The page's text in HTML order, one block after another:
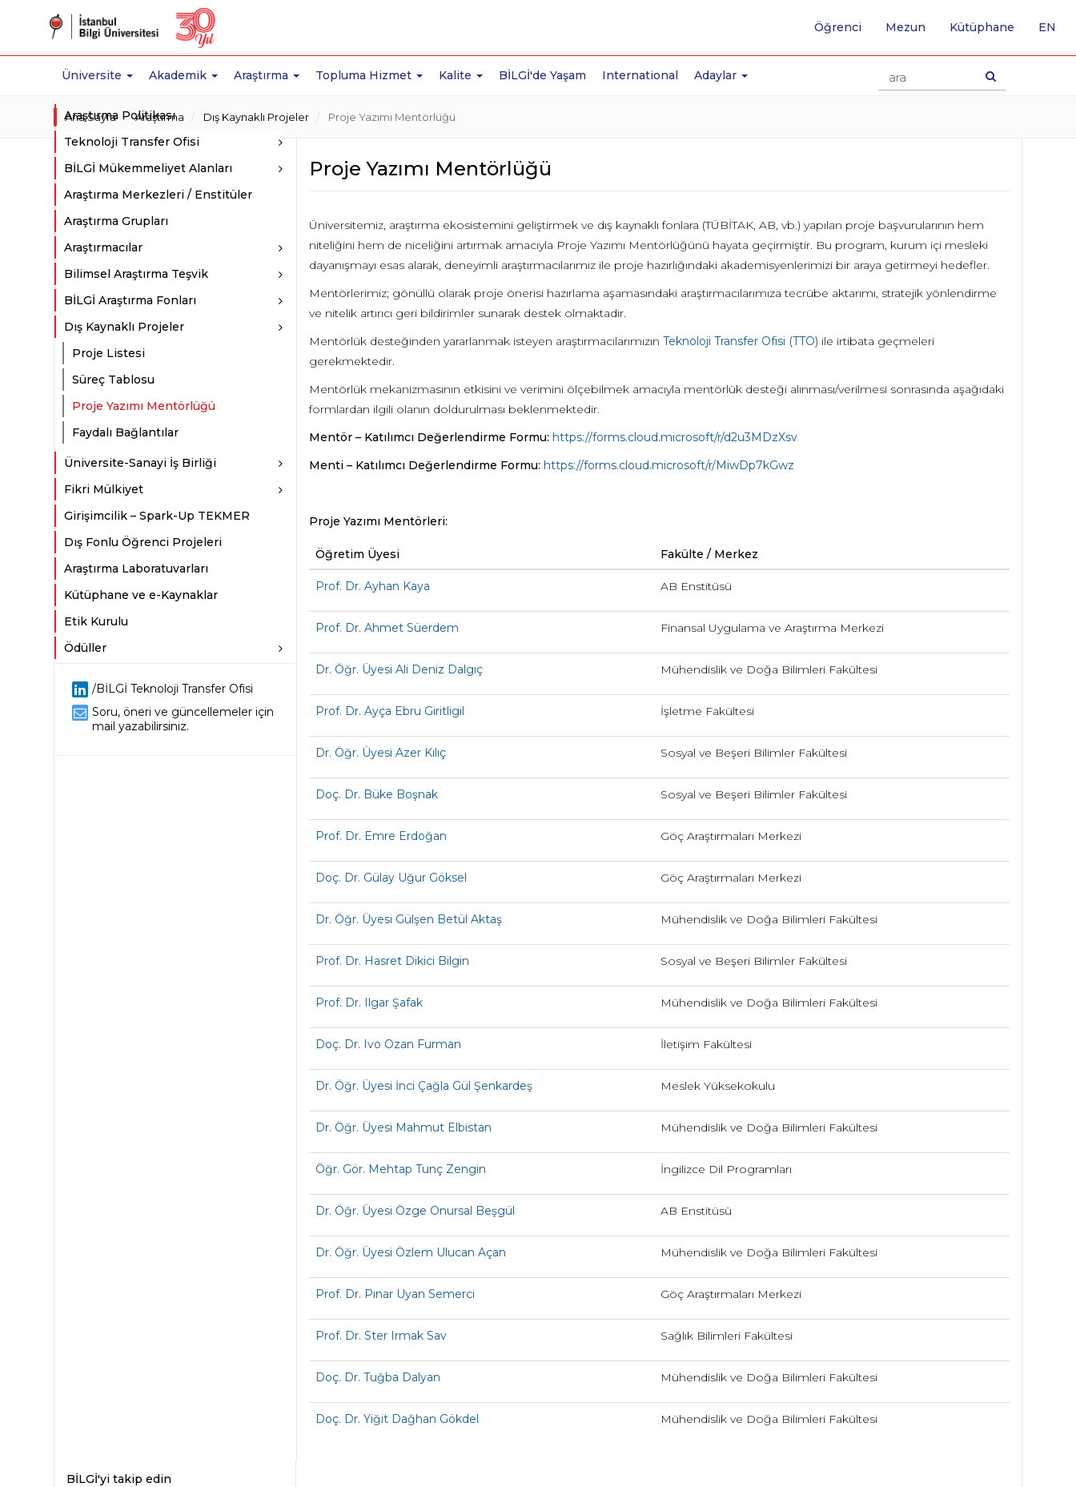
Üniversite Akademik Araştırma Topluma Hizmet Kalite BİLGİ'de Yaşam International Adaylar
Öğrenci Mezun Kütüphane EN
Ana Sayfa Araştırma Dış Kaynaklı Projeler Proje Yazımı Mentörlüğü
Araştırma Politikası
Teknoloji Transfer Ofisi
BİLGİ Mükemmeliyet Alanları
Araştırma Merkezleri / Enstitüler
Araştırma Grupları
Araştırmacılar
Bilimsel Araştırma Teşvik
BİLGİ Araştırma Fonları
Dış Kaynaklı Projeler
Proje Listesi
Süreç Tablosu
Proje Yazımı Mentörlüğü
Faydalı Bağlantılar
Üniversite-Sanayi İş Birliği
Fikri Mülkiyet
Girişimcilik – Spark-Up TEKMER
Dış Fonlu Öğrenci Projeleri
Araştırma Laboratuvarları
Kütüphane ve e-Kaynaklar
Etik Kurulu
Ödüller
/BİLGİ Teknoloji Transfer Ofisi
Soru, öneri ve güncellemeler için
mail yazabilirsiniz.
Proje Yazımı Mentörlüğü
Üniversitemiz, araştırma ekosistemini geliştirmek ve dış kaynaklı fonlara (TÜBİTAK, AB, vb.) yapılan proje başvurularının hem
niteliğini hem de niceliğini artırmak amacıyla Proje Yazımı Mentörlüğünü hayata geçirmiştir. Bu program, kurum içi mesleki
dayanışmayı esas alarak, deneyimli araştırmacılarımız ile proje hazırlığındaki akademisyenlerimizi bir araya getirmeyi hedefler.
Mentörlerimiz; gönüllü olarak proje önerisi hazırlama aşamasındaki araştırmacılarımıza tecrübe aktarımı, stratejik yönlendirme
ve nitelik artırıcı geri bildirimler sunarak destek olmaktadır.
Mentörlük desteğinden yararlanmak isteyen araştırmacılarımızın Teknoloji Transfer Ofisi (TTO) ile irtibata geçmeleri
gerekmektedir.
Mentörlük mekanizmasının etkisini ve verimini ölçebilmek amacıyla mentörlük desteği alınması/verilmesi sonrasında aşağıdaki
formlardan ilgili olanın doldurulması beklenmektedir.
Mentör – Katılımcı Değerlendirme Formu: https://forms.cloud.microsoft/r/d2u3MDzXsv
Menti – Katılımcı Değerlendirme Formu: https://forms.cloud.microsoft/r/MiwDp7kGwz
Proje Yazımı Mentörleri:
Öğretim Üyesi Fakülte / Merkez
Prof. Dr. Ayhan Kaya AB Enstitüsü
Prof. Dr. Ahmet Süerdem Finansal Uygulama ve Araştırma Merkezi
Dr. Öğr. Üyesi Ali Deniz Dalgıç Mühendislik ve Doğa Bilimleri Fakültesi
Prof. Dr. Ayça Ebru Giritligil İşletme Fakültesi
Dr. Öğr. Üyesi Azer Kılıç Sosyal ve Beşeri Bilimler Fakültesi
Doç. Dr. Büke Boşnak Sosyal ve Beşeri Bilimler Fakültesi
Prof. Dr. Emre Erdoğan Göç Araştırmaları Merkezi
Doç. Dr. Gülay Uğur Göksel Göç Araştırmaları Merkezi
Dr. Öğr. Üyesi Gülşen Betül Aktaş Mühendislik ve Doğa Bilimleri Fakültesi
Prof. Dr. Hasret Dikici Bilgin Sosyal ve Beşeri Bilimler Fakültesi
Prof. Dr. Ilgar Şafak Mühendislik ve Doğa Bilimleri Fakültesi
Doç. Dr. Ivo Ozan Furman İletişim Fakültesi
Dr. Öğr. Üyesi İnci Çağla Gül Şenkardeş Meslek Yüksekokulu
Dr. Öğr. Üyesi Mahmut Elbistan Mühendislik ve Doğa Bilimleri Fakültesi
Öğr. Gör. Mehtap Tunç Zengin İngilizce Dil Programları
Dr. Öğr. Üyesi Özge Onursal Beşgül AB Enstitüsü
Dr. Öğr. Üyesi Özlem Ulucan Açan Mühendislik ve Doğa Bilimleri Fakültesi
Prof. Dr. Pınar Uyan Semerci Göç Araştırmaları Merkezi
Prof. Dr. Ster Irmak Sav Sağlık Bilimleri Fakültesi
Doç. Dr. Tuğba Dalyan Mühendislik ve Doğa Bilimleri Fakültesi
Doç. Dr. Yiğit Dağhan Gökdel Mühendislik ve Doğa Bilimleri Fakültesi
BİLGİ'yi takip edin